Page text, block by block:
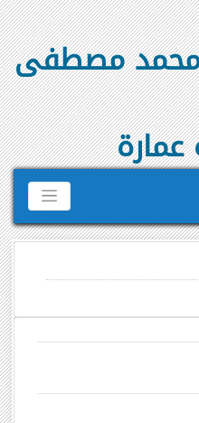
محمد مصطفى
عمارة